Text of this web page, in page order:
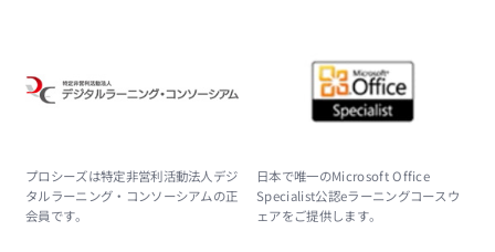
プロシーズは特定非営利活動法人デジ
タルラーニング・コンソーシアムの正
会員です。
日本で唯一のMicrosoft Office
Specialist公認eラーニングコースウ
ェアをご提供します。